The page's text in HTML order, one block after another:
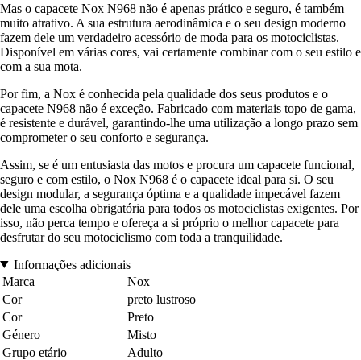
Mas o capacete Nox N968 não é apenas prático e seguro, é também
muito atrativo. A sua estrutura aerodinâmica e o seu design moderno
fazem dele um verdadeiro acessório de moda para os motociclistas.
Disponível em várias cores, vai certamente combinar com o seu estilo e
com a sua mota.
Por fim, a Nox é conhecida pela qualidade dos seus produtos e o
capacete N968 não é exceção. Fabricado com materiais topo de gama,
é resistente e durável, garantindo-lhe uma utilização a longo prazo sem
comprometer o seu conforto e segurança.
Assim, se é um entusiasta das motos e procura um capacete funcional,
seguro e com estilo, o Nox N968 é o capacete ideal para si. O seu
design modular, a segurança óptima e a qualidade impecável fazem
dele uma escolha obrigatória para todos os motociclistas exigentes. Por
isso, não perca tempo e ofereça a si próprio o melhor capacete para
desfrutar do seu motociclismo com toda a tranquilidade.
Informações adicionais
Marca
Nox
Cor
preto lustroso
Cor
Preto
Género
Misto
Grupo etário
Adulto